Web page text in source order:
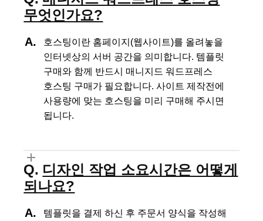
무엇인가요?
호스팅이란 홈페이지(웹사이트)를 올려놓을
인터넷상의 서버 공간을 의미합니다. 템플릿
구매와 함께 반드시 매니지드 워드프레스
호스팅 구매가 필요합니다. 사이트 제작전에
사용량에 맞는 호스팅을 미리 구매해 주시면
됩니다.
디자인 작업 소요시간은 어떻게
되나요?
템플릿을 결제 하신 후 주문서 양식을 작성해